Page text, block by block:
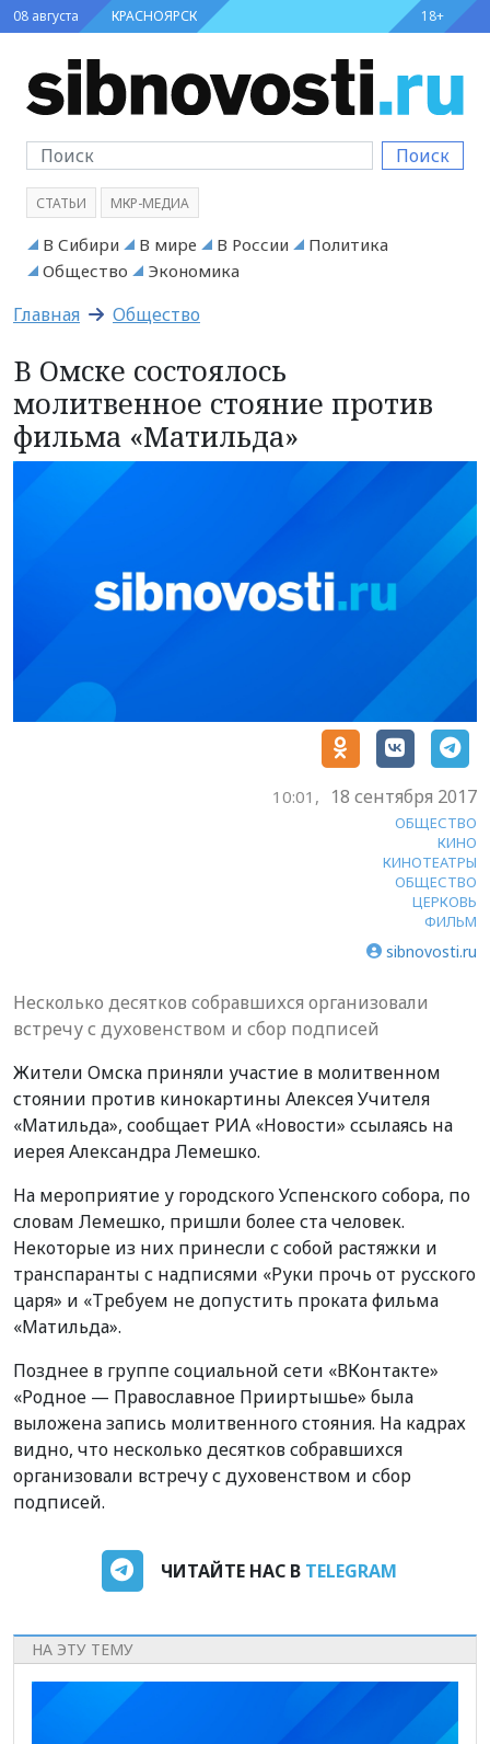
08 августа КРАСНОЯРСК 18+
Поиск
СТАТЬИ МКР-МЕДИА
В Сибири В мире В России
Политика
Общество
Экономика
Главная Общество
В Омске состоялось
молитвенное стояние против
фильма «Матильда»
10:01, 18 сентября 2017
ОБЩЕСТВО
КИНО
КИНОТЕАТРЫ
ОБЩЕСТВО
ЦЕРКОВЬ
ФИЛЬМ
sibnovosti.ru
Несколько десятков собравшихся организовали
встречу с духовенством и сбор подписей
Жители Омска приняли участие в молитвенном
стоянии против кинокартины Алексея Учителя
«Матильда», сообщает РИА «Новости» ссылаясь на
иерея Александра Лемешко.
На мероприятие у городского Успенского собора, по
словам Лемешко, пришли более ста человек.
Некоторые из них принесли с собой растяжки и
транспаранты с надписями «Руки прочь от русского
царя» и «Требуем не допустить проката фильма
«Матильда».
Позднее в группе социальной сети «ВКонтакте»
«Родное — Православное Прииртышье» была
выложена запись молитвенного стояния. На кадрах
видно, что несколько десятков собравшихся
организовали встречу с духовенством и сбор
подписей.
ЧИТАЙТЕ НАС В TELEGRAM
НА ЭТУ ТЕМУ